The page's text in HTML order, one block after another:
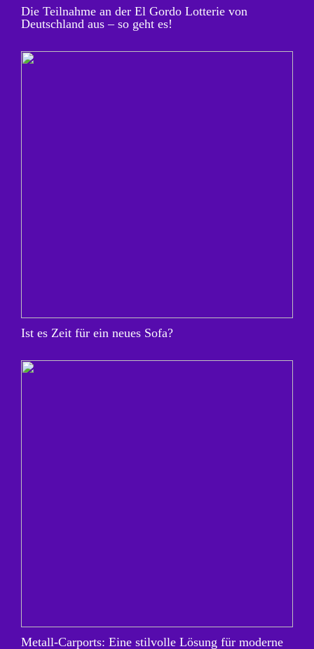
Die Teilnahme an der El Gordo Lotterie von
Deutschland aus – so geht es!
Ist es Zeit für ein neues Sofa?
Metall-Carports: Eine stilvolle Lösung für moderne